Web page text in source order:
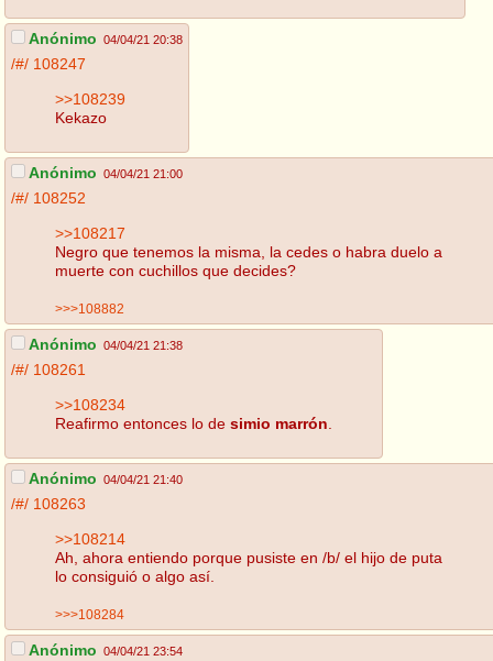
Anónimo 04/04/21 20:38
/#/ 108247
>>108239
Kekazo
Anónimo 04/04/21 21:00
/#/ 108252
>>108217
Negro que tenemos la misma, la cedes o habra duelo a
muerte con cuchillos que decides?
>>>108882
Anónimo 04/04/21 21:38
/#/ 108261
>>108234
Reafirmo entonces lo de simio marrón
Anónimo 04/04/21 21:40
/#/ 108263
>>108214
Ah, ahora entiendo porque pusiste en /b/ el hijo de puta
lo consiguió o algo así.
>>>108284
Anónimo 04/04/21 23:54